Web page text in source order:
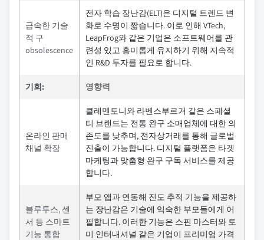
급속한 기술
적 구
obsolescence
전자 학습 장난감(ELT)은 디지털 트렌드 변
화로 수명이 짧습니다. 이로 인해 VTech,
LeapFrog와 같은 기업은 소프트웨어를 관
련성 있고 흥미롭게 유지하기 위해 지속적
인 R&D 투자를 필요로 합니다.
기회: 영향력
온라인 판매
채널 확장
클레멘토니와 라벤스부르거 같은 스페셜
티 브랜드는 전통 완구 소매업체에 대한 의
존도를 낮추며, 전자상거래를 통해 글로벌
진출이 가능합니다. 디지털 플랫폼은 타겟
마케팅과 맞춤형 완구 구독 서비스를 제공
합니다.
블루투스, 센
서 등 스마트
기능 통합
부모 앱과 연동해 진도 추적 기능을 제공하
는 장난감은 기술에 익숙한 부모들에게 어
필합니다. 이러한 기능은 스핀 마스터와 토
미 인터내셔널 같은 기업이 프리미엄 가격